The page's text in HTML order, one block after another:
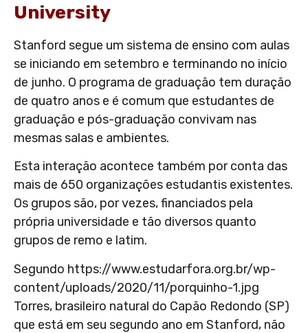
University
Stanford segue um sistema de ensino com aulas
se iniciando em setembro e terminando no início
de junho. O programa de graduação tem duração
de quatro anos e é comum que estudantes de
graduação e pós-graduação convivam nas
mesmas salas e ambientes.
Esta interação acontece também por conta das
mais de 650 organizações estudantis existentes.
Os grupos são, por vezes, financiados pela
própria universidade e tão diversos quanto
grupos de remo e latim.
Segundo https://www.estudarfora.org.br/wp-
content/uploads/2020/11/porquinho-1.jpg
Torres, brasileiro natural do Capão Redondo (SP)
que está em seu segundo ano em Stanford, não